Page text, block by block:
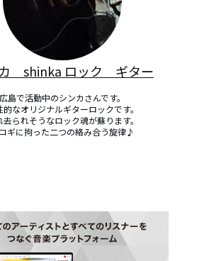
shinka ロック ギター
広島で活動中のシンカさんです。
的なオリジナルギターロックです。
去られそうなロック魂が蘇ります。
ギに拘った二つの絡み合う旋律♪